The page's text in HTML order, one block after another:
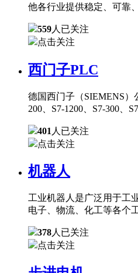
他各行业提供稳定、可靠
559人已关注
点击关注
西门子PLC
德国西门子（SIEMENS
200、S7-1200、S7-300、
401 人已关注
点击关注
机器人
工业机器人是广泛用于工
电子、物流、化工等各个
378人已关注
点击关注